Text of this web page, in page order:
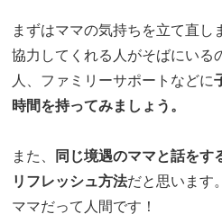
まずはママの気持ちを立て直し
協力してくれる人がそばにいる
人、ファミリーサポートなどに
時間を持ってみましょう。
また、
同じ境遇のママと話をす
リフレッシュ方法だと思います。
ママだって人間です！